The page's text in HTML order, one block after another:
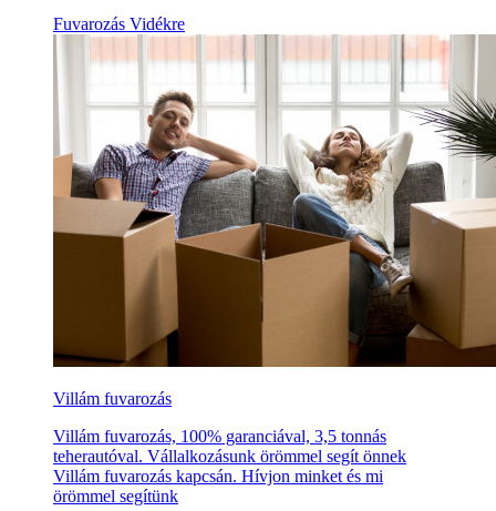
Fuvarozás Vidékre
Villám fuvarozás
Villám fuvarozás, 100% garanciával, 3,5 tonnás
teherautóval. Vállalkozásunk örömmel segít önnek
Villám fuvarozás kapcsán. Hívjon minket és mi
örömmel segítünk